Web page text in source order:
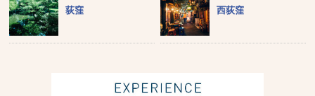
荻窪 西荻窪